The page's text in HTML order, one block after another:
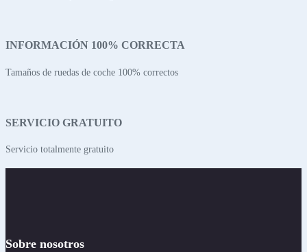
INFORMACIÓN 100% CORRECTA
Tamaños de ruedas de coche 100% correctos
SERVICIO GRATUITO
Servicio totalmente gratuito
Sobre nosotros